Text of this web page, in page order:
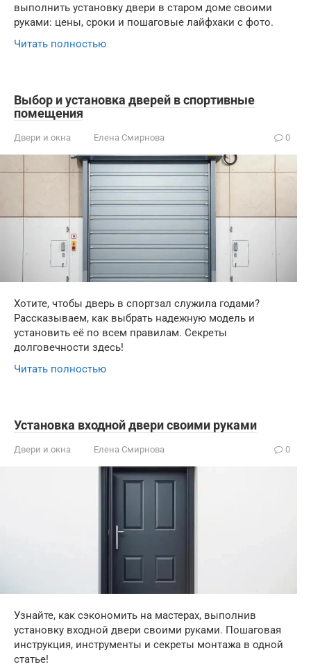
выполнить установку двери в старом доме своими
руками: цены, сроки и пошаговые лайфхаки с фото.
Читать полностью
Выбор и установка дверей в спортивные
помещения
Двери и окна Елена Смирнова 0
Хотите, чтобы дверь в спортзал служила годами?
Рассказываем, как выбрать надежную модель и
установить её по всем правилам. Секреты
долговечности здесь!
Читать полностью
Установка входной двери своими руками
Двери и окна Елена Смирнова 0
Узнайте, как сэкономить на мастерах, выполнив
установку входной двери своими руками. Пошаговая
инструкция, инструменты и секреты монтажа в одной
статье!